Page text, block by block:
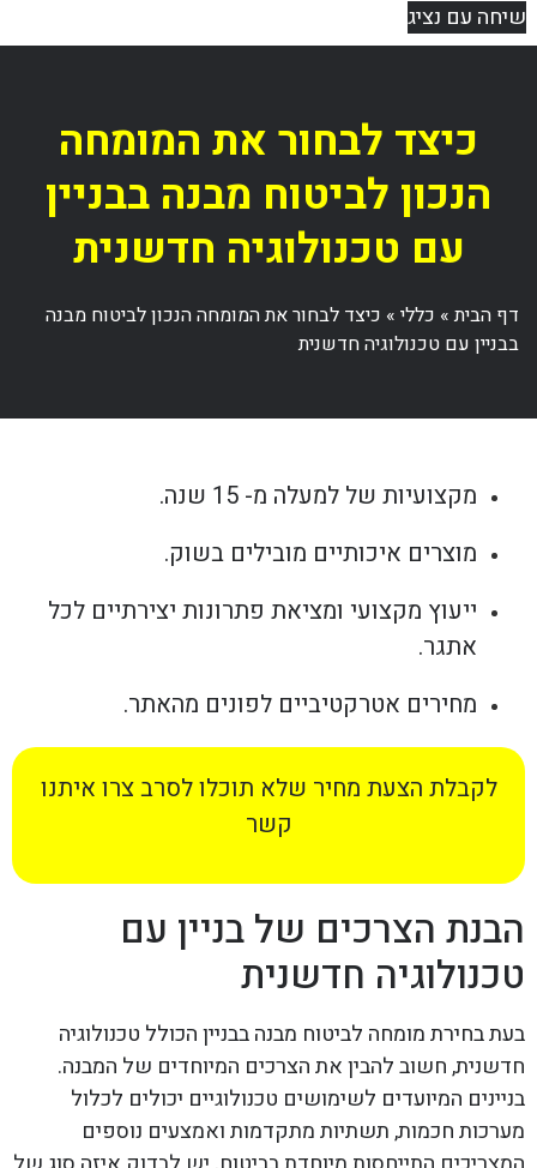
שיחה עם נציג
כיצד לבחור את המומחה
הנכון לביטוח מבנה בבניין
עם טכנולוגיה חדשנית
דף הבית» כללי» כיצד לבחור את המומחה הנכון לביטוח מבנה
בבניין עם טכנולוגיה חדשנית
מקצועיות של למעלה מ- 15 שנה.
מוצרים איכותיים מובילים בשוק.
ייעוץ מקצועי ומציאת פתרונות יצירתיים לכל
אתגר.
מחירים אטרקטיביים לפונים מהאתר.
לקבלת הצעת מחיר שלא תוכלו לסרב צרו איתנו
קשר
הבנת הצרכים של בניין עם
טכנולוגיה חדשנית
בעת בחירת מומחה לביטוח מבנה בבניין הכולל טכנולוגיה
חדשנית, חשוב להבין את הצרכים המיוחדים של המבנה.
בניינים המיועדים לשימושים טכנולוגיים יכולים לכלול
מערכות חכמות, תשתיות מתקדמות ואמצעים נוספים